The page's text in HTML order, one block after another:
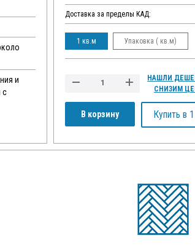
и
с
Доставка за пределы КАД:
1 кв.м Упаковка ( кв.м)
В корзину
НАШЛИ
СНИЗИМ
Купить в